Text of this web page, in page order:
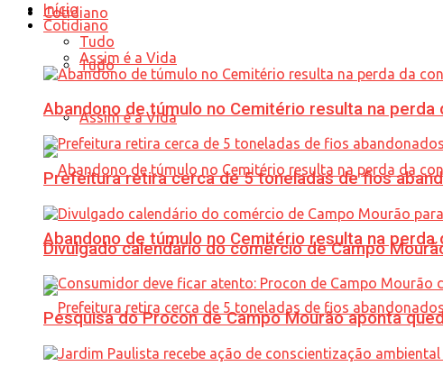
Cotidiano
Tudo
Assim é a Vida
Abandono de túmulo no Cemitério resulta na
Início
Cotidiano
Tudo
Assim é a Vida
Abandono de túmulo no Cemitério resulta na
Prefeitura retira cerca de 5 toneladas de fios
Divulgado calendário do comércio de Campo
Pesquisa do Procon de Campo Mourão aponta